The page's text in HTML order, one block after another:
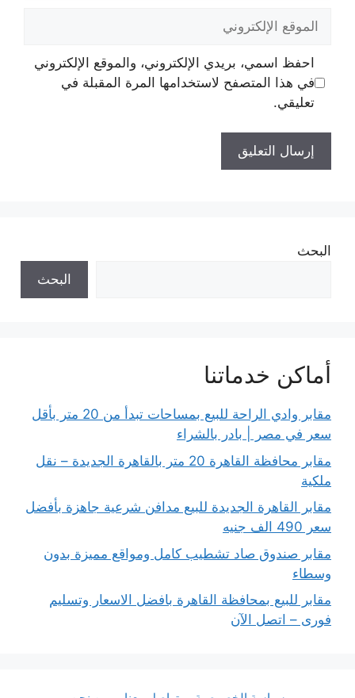
الإلكتروني
احفظ اسمي، بريدي الإلكتروني، والموقع الإلكتروني
في هذا المتصفح لاستخدامها المرة المقبلة في
تعليقي.
البحث
البحث
أماكن خدماتنا
مقابر وادي الراحة للبيع بمساحات تبدأ من 20 متر بأقل
سعر في مصر | بادر بالشراء
مقابر محافظة القاهرة 20 متر بالقاهرة الجديدة – نقل
ملكية
مقابر القاهرة الجديدة للبيع مدافن شرعية جاهزة بأفضل
سعر 490 الف جنيه
مقابر صندوق صاد تشطيب كامل ومواقع مميزة بدون
وسطاء
مقابر للبيع بمحافظة القاهرة بافضل الاسعار وتسليم
فورى – اتصل الآن